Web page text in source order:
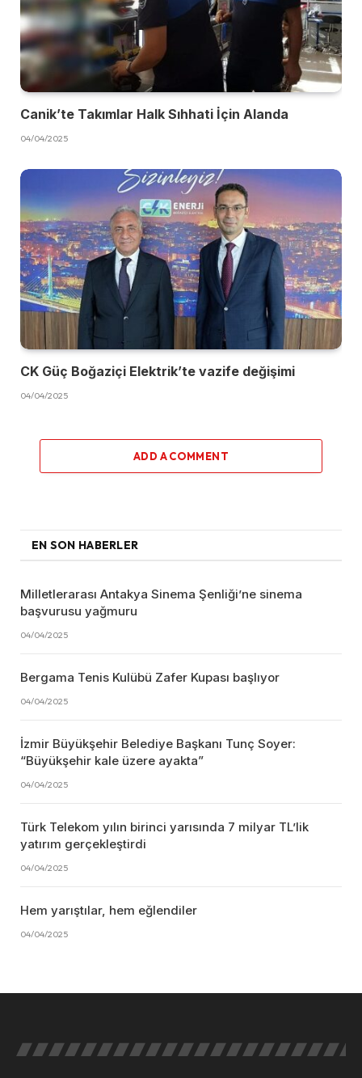
Canik’te Takımlar Halk Sıhhati İçin Alanda
04/04/2025
CK Güç Boğaziçi Elektrik’te vazife değişimi
04/04/2025
ADD A COMMENT
EN SON HABERLER
Milletlerarası Antakya Sinema Şenliği’ne sinema
başvurusu yağmuru
04/04/2025
Bergama Tenis Kulübü Zafer Kupası başlıyor
04/04/2025
İzmir Büyükşehir Belediye Başkanı Tunç Soyer:
“Büyükşehir kale üzere ayakta”
04/04/2025
Türk Telekom yılın birinci yarısında 7 milyar TL’lik
yatırım gerçekleştirdi
04/04/2025
Hem yarıştılar, hem eğlendiler
04/04/2025